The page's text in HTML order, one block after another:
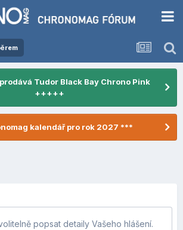
Tudor Black Bay Chrono Pink
+++++
kalendář pro rok 2027 ***
popsat detaily Vašeho hlášení.